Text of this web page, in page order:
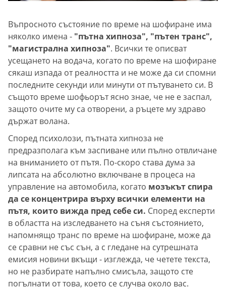
Въпросното състояние по време на шофиране има
няколко имена - "пътна хипноза", "пътен транс",
"магистрална хипноза". Всички те описват
усещането на водача, когато по време на шофиране
сякаш изпада от реалността и не може да си спомни
последните секунди или минути от пътуването си. В
същото време шофьорът ясно знае, че не е заспал,
защото очите му са отворени, а ръцете му здраво
държат волана.
Според психолози, пътната хипноза не
предразполага към заспиване или пълно отвличане
на вниманието от пътя. По-скоро става дума за
липсата на абсолютно включване в процеса на
управление на автомобила, когато мозъкът спира
да се концентрира върху всички елементи на
пътя, които вижда пред себе си. Според експерти
в областта на изследването на съня състоянието,
напомнящо транс по време на шофиране, може да
се сравни не със сън, а с гледане на сутрешната
емисия новини вкъщи - изглежда, че четете текста,
но не разбирате напълно смисъла, защото сте
погълнати от това, което се случва около вас.